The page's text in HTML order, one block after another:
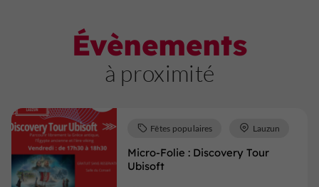
Évènements
à proximité
Micro-Folie : Discovery Tour
Ubisoft
Fêtes populaires Lauzun